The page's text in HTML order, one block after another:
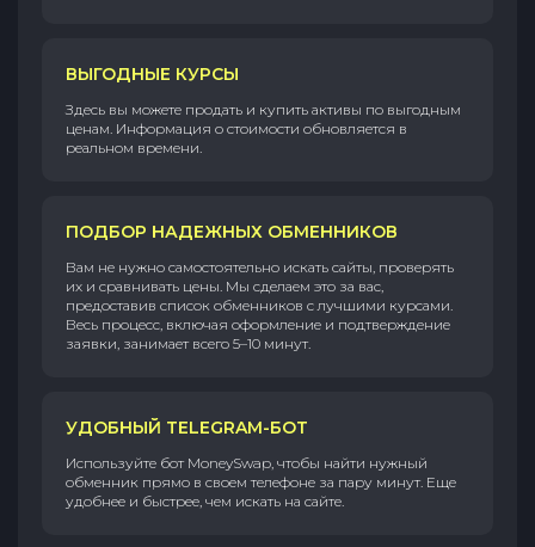
ВЫГОДНЫЕ КУРСЫ
Здесь вы можете продать и купить активы по выгодным
ценам. Информация о стоимости обновляется в
реальном времени.
ПОДБОР НАДЕЖНЫХ ОБМЕННИКОВ
Вам не нужно самостоятельно искать сайты, проверять
их и сравнивать цены. Мы сделаем это за вас,
предоставив список обменников с лучшими курсами.
Весь процесс, включая оформление и подтверждение
заявки, занимает всего 5–10 минут.
УДОБНЫЙ TELEGRAM-БОТ
Используйте бот MoneySwap, чтобы найти нужный
обменник прямо в своем телефоне за пару минут. Еще
удобнее и быстрее, чем искать на сайте.